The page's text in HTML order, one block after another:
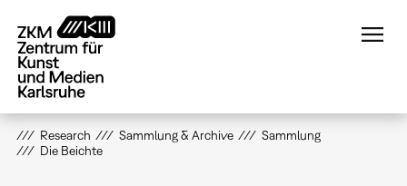
zum
Inhalt
Research Sammlung & Archive
Sammlung
Die Beichte